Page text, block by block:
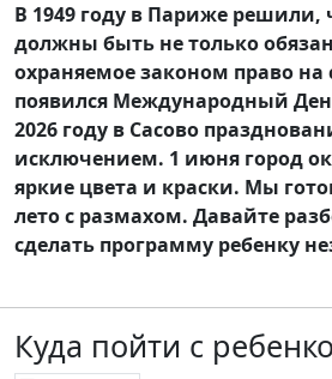
В 1949 году в Париже решили,
должны быть не только
охраняемое законом право на
появился Международный
2026 году в Сасово
исключением. 1 июня город
яркие цвета и краски. Мы
лето с размахом. Давайте
сделать программу ребенку
Куда пойти с